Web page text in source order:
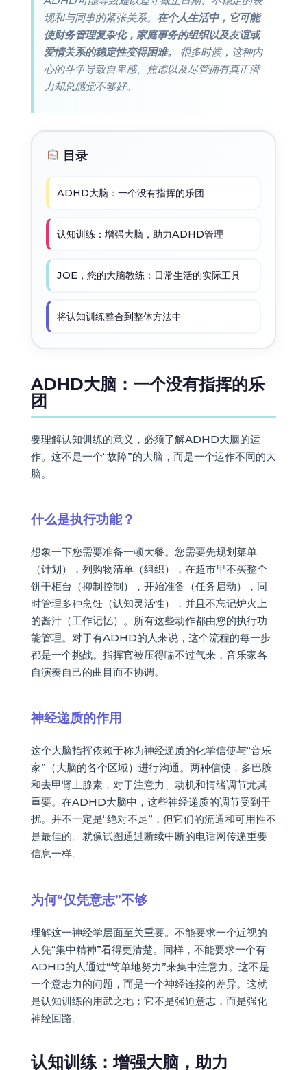
现和与同事的紧张关系。 在个人生活中，它可能
使财务管理复杂化，家庭事务的组织以及友谊或
爱情关系的稳定性变得困难。
很多时候，这种内
心的斗争导致自卑感、焦虑以及尽管拥有真正潜
力却总感觉不够好。
目录
ADHD大脑：一个没有指挥的乐团
认知训练：增强大脑，助力ADHD管理
JOE，您的大脑教练：日常生活的实际工具
将认知训练整合到整体方法中
ADHD大脑：一个没有指挥的乐
团
要理解认知训练的意义，必须了解ADHD大脑的运
作。这不是一个“故障”的大脑，而是一个运作不同的大
脑。
什么是执行功能？
想象一下您需要准备一顿大餐。您需要先规划菜单
（计划），列购物清单（组织），在超市里不买整个
饼干柜台（抑制控制），开始准备（任务启动），同
时管理多种烹饪（认知灵活性），并且不忘记炉火上
的酱汁（工作记忆）。所有这些动作都由您的执行功
能管理。对于有ADHD的人来说，这个流程的每一步
都是一个挑战。指挥官被压得喘不过气来，音乐家各
自演奏自己的曲目而不协调。
神经递质的作用
这个大脑指挥依赖于称为神经递质的化学信使与“音乐
家”（大脑的各个区域）进行沟通。两种信使，多巴胺
和去甲肾上腺素，对于注意力、动机和情绪调节尤其
重要。在ADHD大脑中，这些神经递质的调节受到干
扰。并不一定是“绝对不足”，但它们的流通和可用性不
是最佳的。就像试图通过断续中断的电话网传递重要
信息一样。
为何“仅凭意志”不够
理解这一神经学层面至关重要。不能要求一个近视的
人凭“集中精神”看得更清楚。同样，不能要求一个有
ADHD的人通过“简单地努力”来集中注意力。这不是
一个意志力的问题，而是一个神经连接的差异。这就
是认知训练的用武之地：它不是强迫意志，而是强化
神经回路。
认知训练：增强大脑，助力